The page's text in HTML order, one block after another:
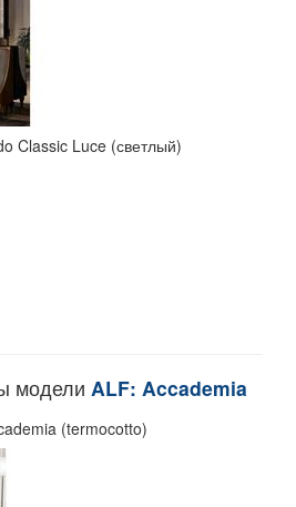
Classic Luce (светлый)
модели ALF: Accademia
(termocotto)